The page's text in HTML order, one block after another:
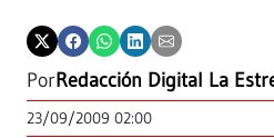
PorRedacción Digital La
23/09/2009 02:00